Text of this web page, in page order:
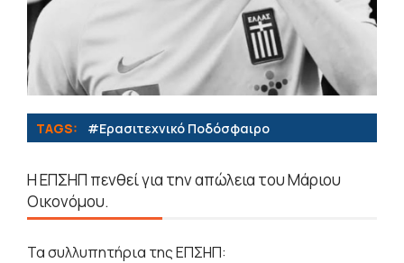
TAGS: #Eρασιτεχνικό Ποδόσφαιρο
Η ΕΠΣΗΠ πενθεί για την απώλεια του Μάριου
Οικονόμου.
Τα συλλυπητήρια της ΕΠΣΗΠ: